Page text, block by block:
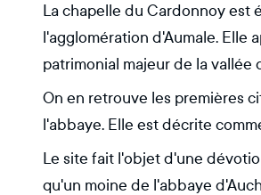
La chapelle du Cardonnoy est
l'agglomération d'Aumale. Elle
patrimonial majeur de la vallée
On en retrouve les premières
l'abbaye. Elle est décrite
Le site fait l'objet d'une
qu'un moine de l'abbaye